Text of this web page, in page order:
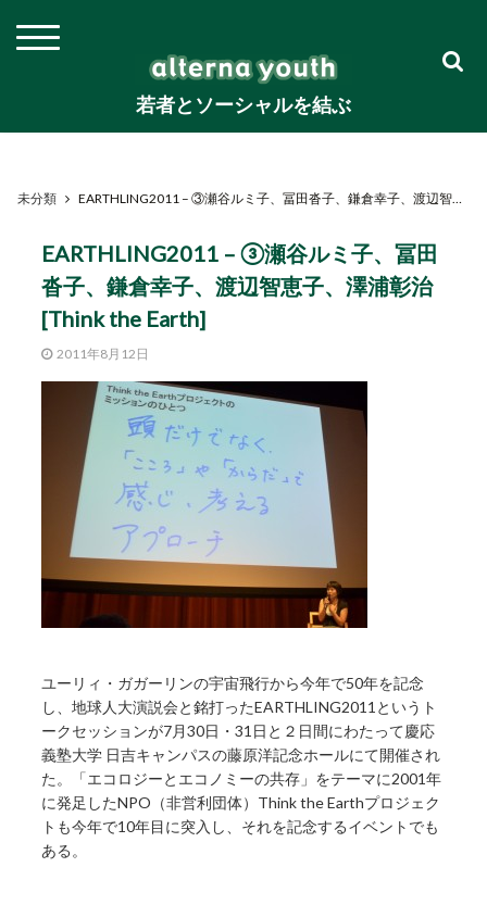
若者とソーシャルを結ぶ
未分類 EARTHLING2011 – ③瀬谷ルミ子、冨田沓子、鎌倉幸子、渡辺智恵子、澤浦彰治 [Think the Earth]
EARTHLING2011 – ③瀬谷ルミ子、冨田
沓子、鎌倉幸子、渡辺智恵子、澤浦彰治
[Think the Earth]
2011年8月12日
ユーリィ・ガガーリンの宇宙飛行から今年で50年を記念
し、地球人大演説会と銘打ったEARTHLING2011というト
ークセッションが7月30日・31日と２日間にわたって慶応
義塾大学 日吉キャンパスの藤原洋記念ホールにて開催され
た。「エコロジーとエコノミーの共存」をテーマに2001年
に発足したNPO（非営利団体）Think the Earthプロジェク
トも今年で10年目に突入し、それを記念するイベントでも
ある。